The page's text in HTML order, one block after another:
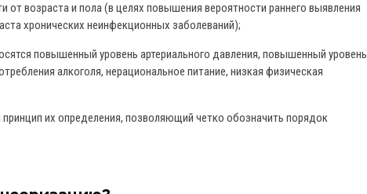
возраста и пола (в целях повышения вероятности раннего выявления
хронических неинфекционных заболеваний);
повышенный уровень артериального давления, повышенный уровень
алкоголя, нерациональное питание, низкая физическая
их определения, позволяющий четко обозначить порядок